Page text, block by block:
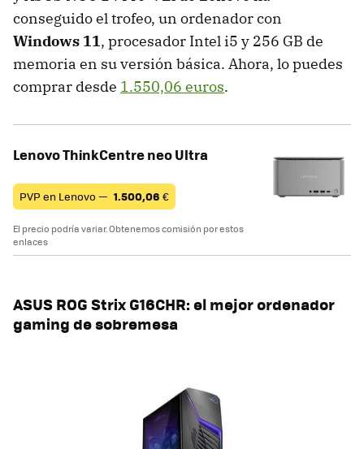
conseguido el trofeo, un ordenador con
Windows 11, procesador Intel i5 y 256 GB de
memoria en su versión básica. Ahora, lo puedes
comprar desde 1.550,06 euros.
Lenovo ThinkCentre neo Ultra
PVP en Lenovo — 1.500,06 €
El precio podría variar. Obtenemos comisión por estos
enlaces
ASUS ROG Strix G16CHR: el mejor ordenador
gaming de sobremesa